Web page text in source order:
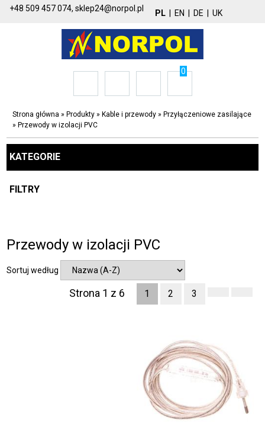
+48 509 457 074,sklep24@norpol.pl PL EN DE UK
0
Strona główna » Produkty » Kable i przewody » Przyłączeniowe zasilające
» Przewody w izolacji PVC
KATEGORIE
FILTRY
Przewody w izolacji PVC
Sortuj według
Strona 1 z 6 1 2 3